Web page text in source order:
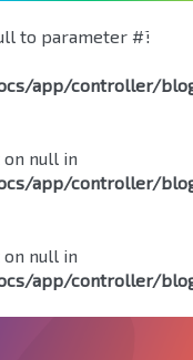
to parameter #1
app/controller/
null in
app/controller/
null in
app/controller/